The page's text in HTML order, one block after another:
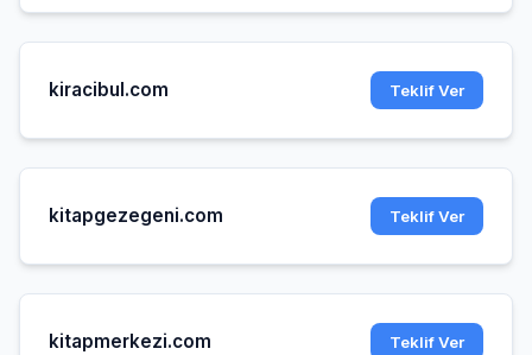
kiracibul.com Teklif Ver
kitapgezegeni.com Teklif Ver
kitapmerkezi.com Teklif Ver